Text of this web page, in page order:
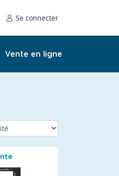
Se connecter
Vente en ligne